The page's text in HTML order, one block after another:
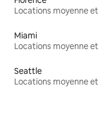
Miami
Seattle